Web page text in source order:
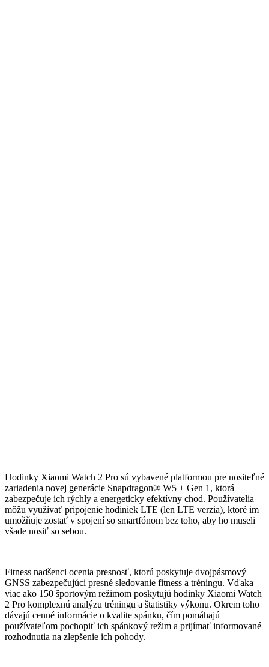
Hodinky Xiaomi Watch 2 Pro sú vybavené platformou pre nositeľné
zariadenia novej generácie Snapdragon® W5 + Gen 1, ktorá
zabezpečuje ich rýchly a energeticky efektívny chod. Používatelia
môžu využívať pripojenie hodiniek LTE (len LTE verzia), ktoré im
umožňuje zostať v spojení so smartfónom bez toho, aby ho museli
všade nosiť so sebou.
Fitness nadšenci ocenia presnosť, ktorú poskytuje dvojpásmový
GNSS zabezpečujúci presné sledovanie fitness a tréningu. Vďaka
viac ako 150 športovým režimom poskytujú hodinky Xiaomi Watch
2 Pro komplexnú analýzu tréningu a štatistiky výkonu. Okrem toho
dávajú cenné informácie o kvalite spánku, čím pomáhajú
používateľom pochopiť ich spánkový režim a prijímať informované
rozhodnutia na zlepšenie ich pohody.